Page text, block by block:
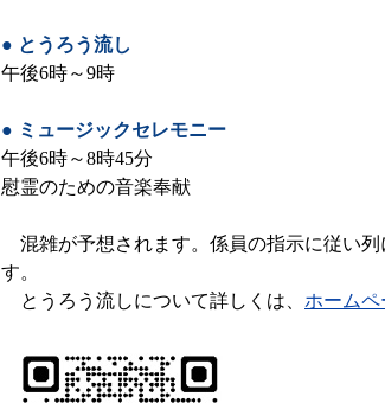
● とうろう流し
午後6時～9時
● ミュージックセレモニー
午後6時～8時45分
慰霊のための音楽奉献
混雑が予想されます。係員の指示に従い
す。
とうろう流しについて詳しくは、 ホームペ